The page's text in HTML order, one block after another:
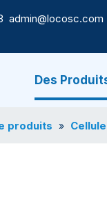
admin@locosc.com
Des
produits »